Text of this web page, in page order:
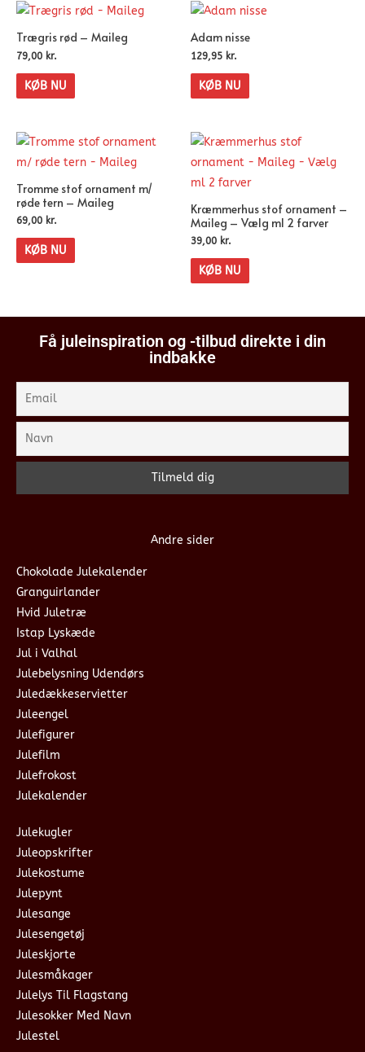
Trægris rød – Maileg
79,00 kr.
KØB NU
Adam nisse
129,95 kr.
KØB NU
Tromme stof ornament m/
røde tern – Maileg
69,00 kr.
KØB NU
Kræmmerhus stof ornament –
Maileg – Vælg ml 2 farver
39,00 kr.
KØB NU
Få juleinspiration og -tilbud direkte i din
indbakke
Andre sider
Chokolade Julekalender
Granguirlander
Hvid Juletræ
Istap Lyskæde
Jul i Valhal
Julebelysning Udendørs
Juledækkeservietter
Juleengel
Julefigurer
Julefilm
Julefrokost
Julekalender
Julekugler
Juleopskrifter
Julekostume
Julepynt
Julesange
Julesengetøj
Juleskjorte
Julesmåkager
Julelys Til Flagstang
Julesokker Med Navn
Julestel